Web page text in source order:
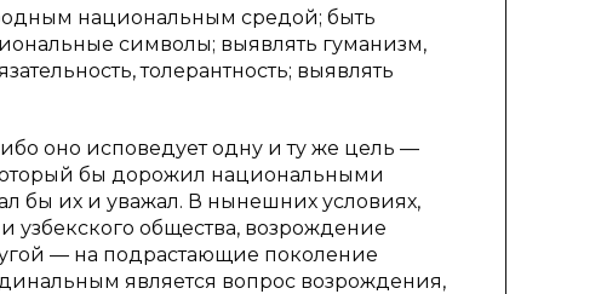
национальным средой; быть
символы; выявлять гуманизм,
толерантность; выявлять
оно исповедует одну и ту же цель —
бы дорожил национальными
бы их и уважал. В нынешних условиях,
узбекского общества, возрождение
— на подрастающие поколение
является вопрос возрождения,